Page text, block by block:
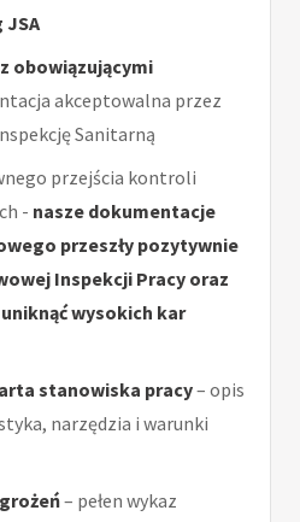
JSA
obowiązującymi
akceptowalna przez
Sanitarną
przejścia kontroli
- nasze dokumentacje
przeszły pozytywnie
Inspekcji Pracy oraz
wysokich kar
stanowiska pracy– opis
narzędzia i warunki
– pełen wykaz